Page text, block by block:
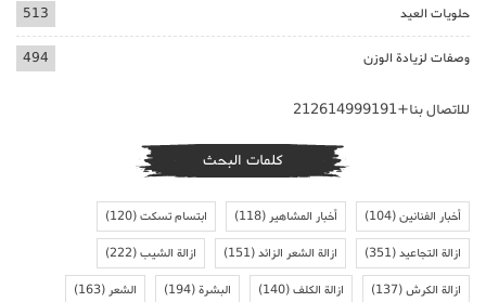
حلويات العيد 513
وصفات لزيادة الوزن 494
للاتصال بنا+212614999191
كلمات البحث
أخبار الفنانين(104) أخبار المشاهير(118) ابتسام تسكت(120)
ازالة التجاعيد(351) ازالة الشعر الزائد(151) ازالة الشيب(222)
ازالة الكرش(137) ازالة الكلف(140) البشرة(194) الشعر(163)